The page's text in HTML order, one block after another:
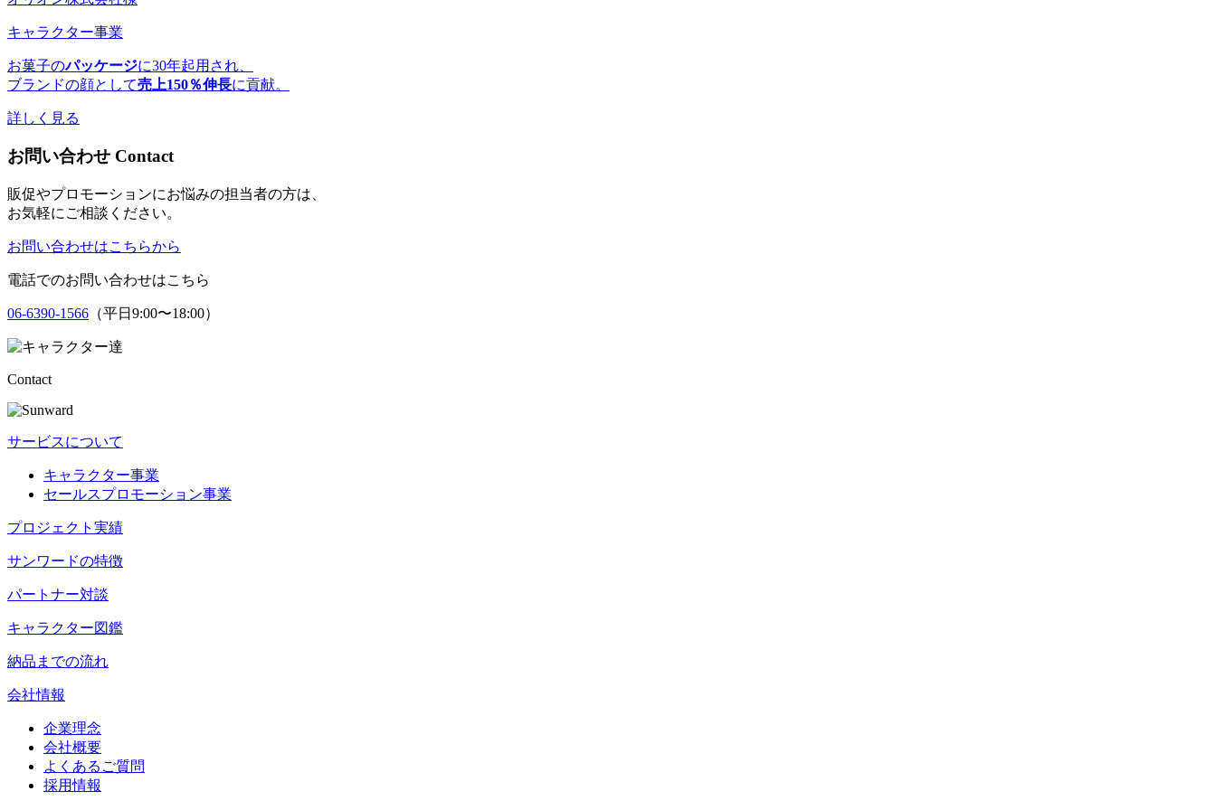
キャラクター事業
お菓子のパッケージに30年起用され、
ブランドの顔として売上150％伸長に貢献。
詳しく見る
お問い合わせ Contact
販促やプロモーションにお悩みの担当者の方は、
お気軽にご相談ください。
お問い合わせはこちらから
電話でのお問い合わせはこちら
06-6390-1566 （平日9:00〜18:00）
Contact
サービスについて
キャラクター事業
セールスプロモーション事業
プロジェクト実績
サンワードの特徴
パートナー対談
キャラクター図鑑
納品までの流れ
会社情報
企業理念
会社概要
よくあるご質問
採用情報